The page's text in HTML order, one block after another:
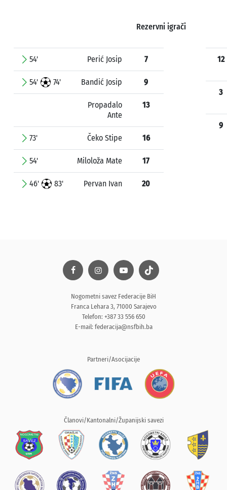
Rezervni igrači
54' Perić Josip 7
54' 74' Bandić Josip 9
Propadalo
Ante
13
73' Čeko Stipe 16
54' Miloloža Mate 17
46' 83' Pervan Ivan 20
12
3
9
Nogometni savez Federacije BiH
Franca Lehara 3, 71000 Sarajevo
Telefon: +387 33 556 650
E-mail: federacija@nsfbih.ba
Partneri/Asocijacije
Članovi/Kantonalni/Županijski savezi